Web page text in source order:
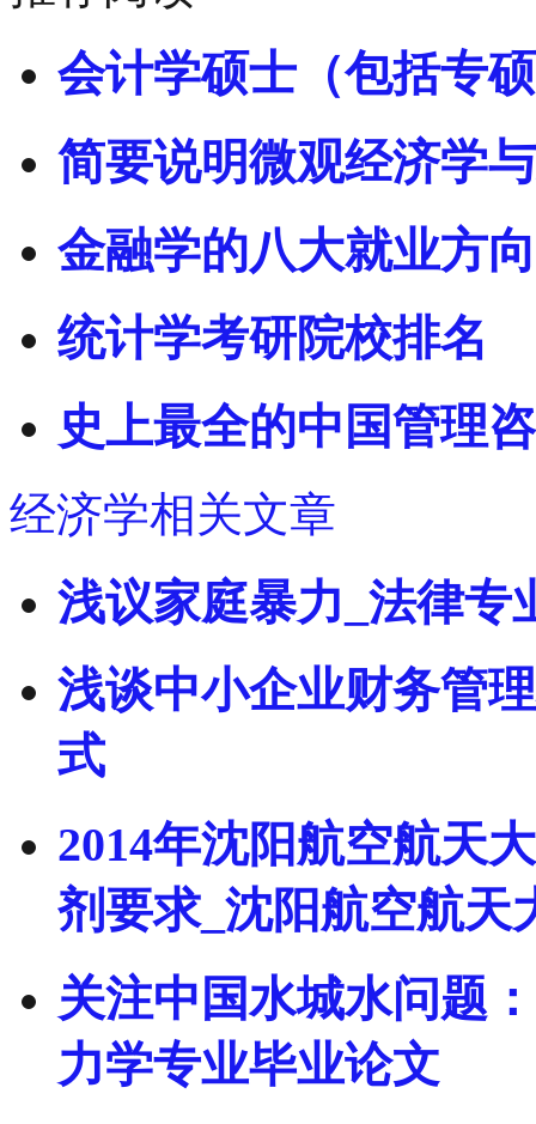
会计学硕士（包括专
简要说明微观经济学
金融学的八大就业方
统计学考研院校排名
史上最全的中国管理
经济学相关文章
浅议家庭暴力_法律专
浅谈中小企业财务管
式
2014年沈阳航空航天
剂要求_沈阳航空航天
关注中国水城水问题
力学专业毕业论文